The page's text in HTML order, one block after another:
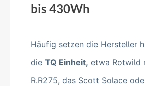
bis 430Wh
Häufig setzen die Hersteller
die TQ Einheit, etwa Rotwild
R.R275, das Scott Solace